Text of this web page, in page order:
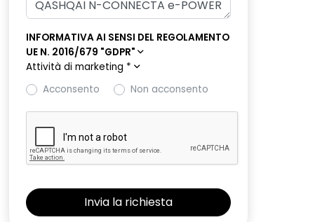
INFORMATIVA AI SENSI DEL REGOLAMENTO
UE N. 2016/679 "GDPR"
Attività di marketing *
Acconsento
Non acconsento